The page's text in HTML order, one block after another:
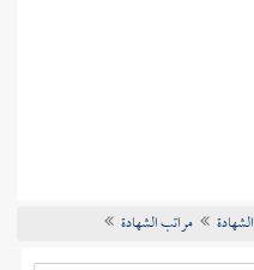
الشهادة مراتب الشهادة